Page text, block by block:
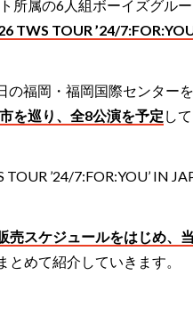
所属の6人組ボーイズグル
TWS TOUR ’24/
の福岡・福岡国際センター
を巡り、全8公演を予定 し
’24/7:FOR:YOU’ IN
売スケジュールをはじめ、
めて紹介していきます。